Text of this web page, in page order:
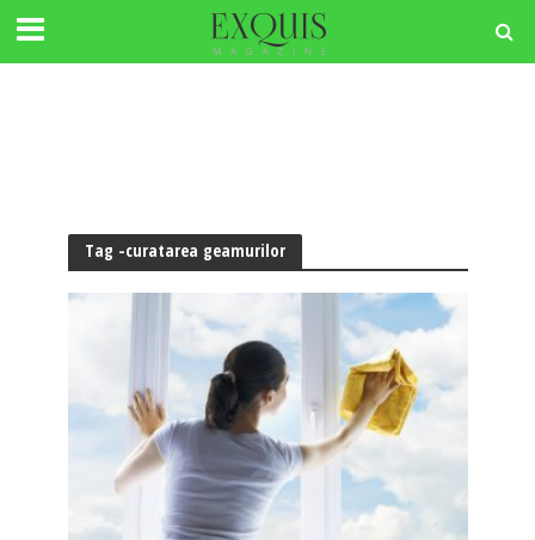
Tag -curatarea geamurilor